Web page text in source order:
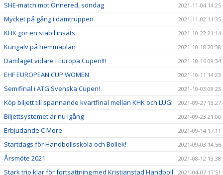
SHE-match mot Önnered, söndag 2021-11-04 14:25
Mycket på gång i damtruppen 2021-11-02 11:35
KHK gör en stabil insats 2021-10-22 21:14
Kungälv på hemmaplan 2021-10-18 20:38
Damlaget vidare i Europa Cupen!!! 2021-10-16 09:34
EHF EUROPEAN CUP WOMEN 2021-10-11 14:23
Semifinal i ATG Svenska Cupen! 2021-10-03 08:23
Köp biljett till spännande kvartfinal mellan KHK och LUGI 2021-09-27 13:27
Biljettsystemet är nu igång 2021-09-23 21:00
Erbjudande C More 2021-09-14 17:11
Startdags för Handbollsskola och Bollek! 2021-09-03 14:56
Årsmöte 2021 2021-08-12 13:38
Stark trio klar för fortsättning med Kristianstad Handboll 2021-04-07 17:51